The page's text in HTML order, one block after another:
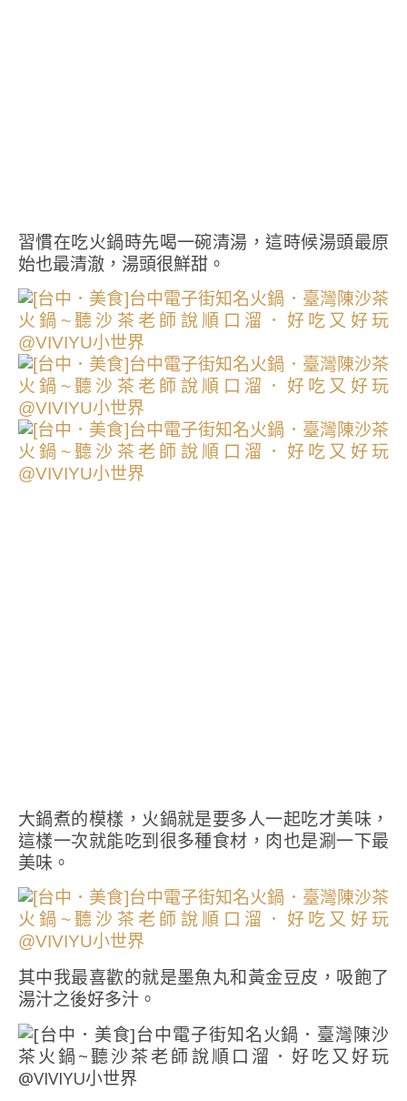
習慣在吃火鍋時先喝一碗清湯，這時候湯頭最原
始也最清澈，湯頭很鮮甜。
大鍋煮的模樣，火鍋就是要多人一起吃才美味，
這樣一次就能吃到很多種食材，肉也是涮一下最
美味。
其中我最喜歡的就是墨魚丸和黃金豆皮，吸飽了
湯汁之後好多汁。